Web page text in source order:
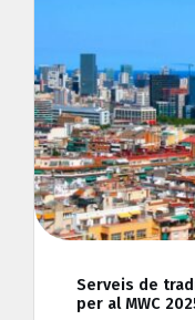
Serveis de
per al MWC